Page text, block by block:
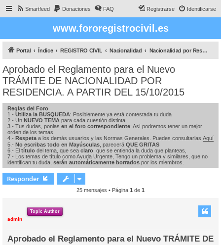
Smartfeed Donaciones FAQ Identificarse
Registrarse
www.fororegistrocivil.es
Portal Índice REGISTRO CIVIL Nacionalidad Nacionalidad por Residencia
Aprobado el Reglamento para el Nuevo
TRÁMITE DE NACIONALIDAD POR
RESIDENCIA. A PARTIR DEL 15/10/2015
Reglas del Foro
1.- Utiliza la BUSQUEDA: Posiblemente ya está contestada tu duda
2.- Un NUEVO TEMA para cada cuestión distinta
3.- Tus dudas, ponlas en el foro correspondiente: Así podremos tener un mejor
orden de los temas.
4.- Respeta a los demás usuarios y las Normas Generales. Puedes consultarlas Aquí
5.- No escribas todo en Mayúsculas , parecerá QUE GRITAS
6.- El título del tema, que sea claro , que se entienda la duda que planteas,
7.- Los temas de título como Ayuda Urgente, Tengo un problema y similares, que no
identifican tu duda, serán automáticamente borrados por los miembros.
Responder
25 mensajes • Página 1 de 1
Topic Author
admin
Aprobado el Reglamento para el Nuevo TRÁMITE DE